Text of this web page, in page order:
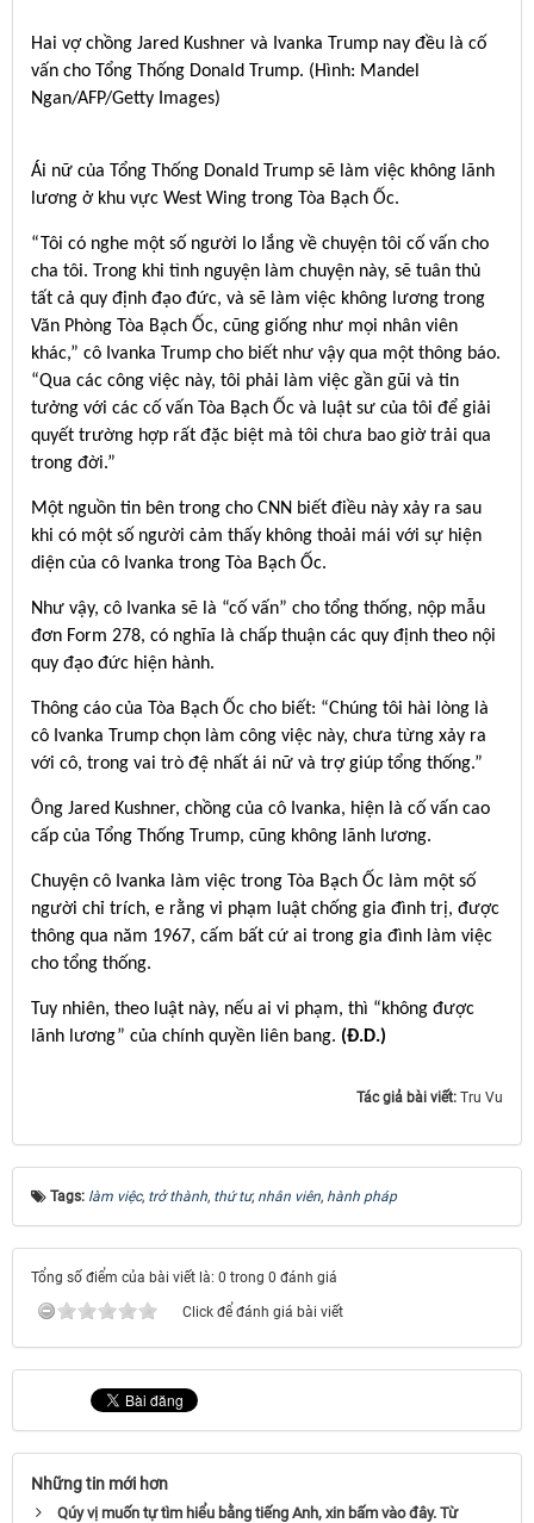
Hai vợ chồng Jared Kushner và Ivanka Trump nay đều là cố
vấn cho Tổng Thống Donald Trump. (Hình: Mandel
Ngan/AFP/Getty Images)
Ái nữ của Tổng Thống Donald Trump sẽ làm việc không lãnh
lương ở khu vực West Wing trong Tòa Bạch Ốc.
“Tôi có nghe một số người lo lắng về chuyện tôi cố vấn cho
cha tôi. Trong khi tình nguyện làm chuyện này, sẽ tuân thủ
tất cả quy định đạo đức, và sẽ làm việc không lương trong
Văn Phòng Tòa Bạch Ốc, cũng giống như mọi nhân viên
khác,” cô Ivanka Trump cho biết như vậy qua một thông báo.
“Qua các công việc này, tôi phải làm việc gần gũi và tin
tưởng với các cố vấn Tòa Bạch Ốc và luật sư của tôi để giải
quyết trường hợp rất đặc biệt mà tôi chưa bao giờ trải qua
trong đời.”
Một nguồn tin bên trong cho CNN biết điều này xảy ra sau
khi có một số người cảm thấy không thoải mái với sự hiện
diện của cô Ivanka trong Tòa Bạch Ốc.
Như vậy, cô Ivanka sẽ là “cố vấn” cho tổng thống, nộp mẫu
đơn Form 278, có nghĩa là chấp thuận các quy định theo nội
quy đạo đức hiện hành.
Thông cáo của Tòa Bạch Ốc cho biết: “Chúng tôi hài lòng là
cô Ivanka Trump chọn làm công việc này, chưa từng xảy ra
với cô, trong vai trò đệ nhất ái nữ và trợ giúp tổng thống.”
Ông Jared Kushner, chồng của cô Ivanka, hiện là cố vấn cao
cấp của Tổng Thống Trump, cũng không lãnh lương.
Chuyện cô Ivanka làm việc trong Tòa Bạch Ốc làm một số
người chỉ trích, e rằng vi phạm luật chống gia đình trị, được
thông qua năm 1967, cấm bất cứ ai trong gia đình làm việc
cho tổng thống.
Tuy nhiên, theo luật này, nếu ai vi phạm, thì “không được
lãnh lương” của chính quyền liên bang. (Ð.D.)
Tác giả bài viết: Tru Vu
Tags: làm việc, trở thành, thứ tư, nhân viên, hành pháp
Tổng số điểm của bài viết là: 0 trong 0 đánh giá
Click để đánh giá bài viết
Những tin mới hơn
Qúy vị muốn tự tìm hiểu bằng tiếng Anh, xin bấm vào đây. Từ